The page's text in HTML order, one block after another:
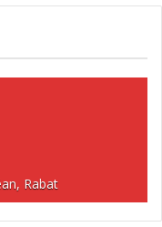
Rabat